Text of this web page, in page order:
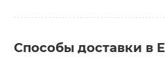
Способы доставки в